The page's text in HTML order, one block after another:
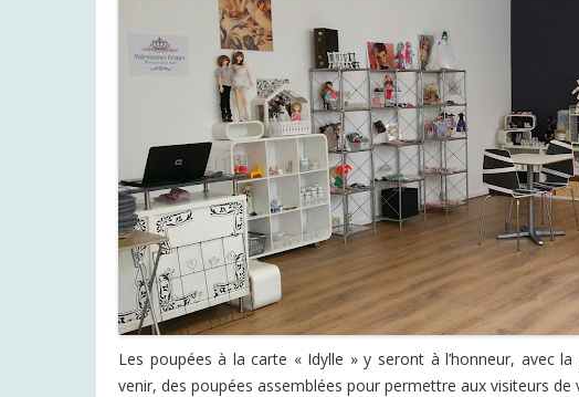
Les poupées à la carte « Idylle » y seront à l’honneur, avec
venir, des poupées assemblées pour permettre aux visiteurs